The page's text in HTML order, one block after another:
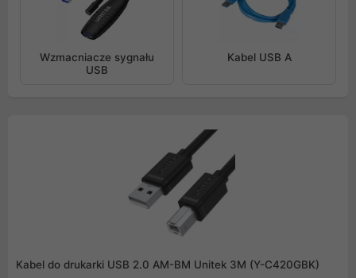
Wzmacniacze sygnału
USB
Kabel USB A
Kabel do drukarki USB 2.0 AM-BM Unitek 3M (Y-C420GBK)